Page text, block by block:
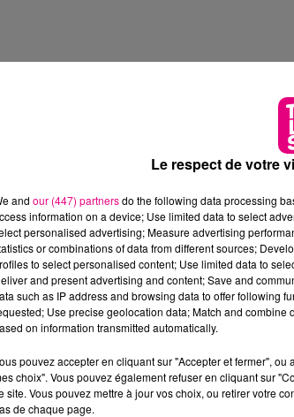
Le respect de votre
and our (447) partnersdo the following data processing
information on a device; Use limited data to select
personalised advertising; Measure advertising
or combinations of data from different sources;
to select personalised content; Use limited data to
and present advertising and content; Save and
such as IP address and browsing data to offer following
Use precise geolocation data; Match and
on information transmitted automatically.
pouvez accepter en cliquant sur "Accepter et fermer",
choix". Vous pouvez également refuser en cliquant sur
site. Vous pouvez mettre à jour vos choix, ou retirer votre
de chaque page.